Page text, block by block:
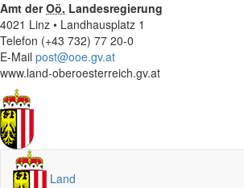
Amt derOö. Landesregierung
4021 Linz • Landhausplatz 1
Telefon (+43 732) 77 20-0
E-Mail post@ooe.gv.at
www.land-oberoesterreich.gv.at
Land